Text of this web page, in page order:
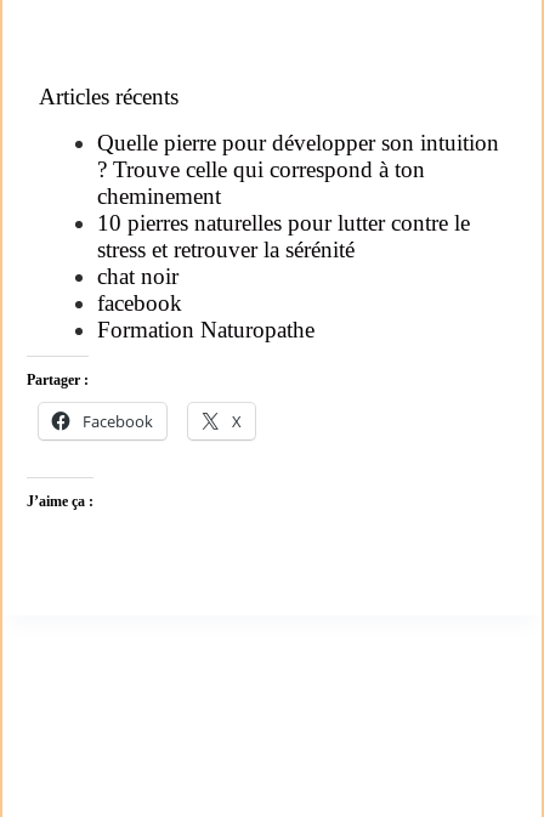
Articles récents
Quelle pierre pour développer son intuition
? Trouve celle qui correspond à ton
cheminement
10 pierres naturelles pour lutter contre le
stress et retrouver la sérénité
chat noir
facebook
Formation Naturopathe
Partager :
Facebook X
J’aime ça :